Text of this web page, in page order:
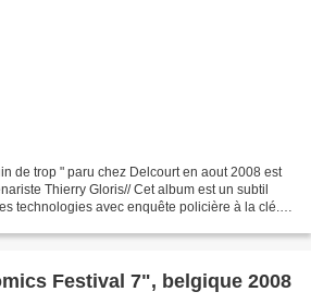
de trop " paru chez Delcourt en aout 2008 est
Thierry Gloris// Cet album est un subtil
technologies avec enquête policière à la clé.
Festival BD ::"Comics Festival 7", belgique 2008